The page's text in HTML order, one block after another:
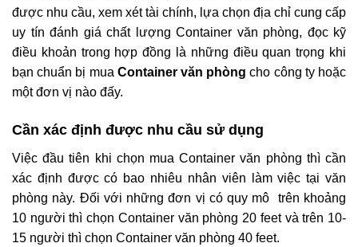
được nhu cầu, xem xét tài chính, lựa chọn địa chỉ cung cấp
uy tín đánh giá chất lượng Container văn phòng, đọc kỹ
điều khoản trong hợp đồng là những điều quan trọng khi
bạn chuẩn bị mua Container văn phòng cho công ty hoặc
một đơn vị nào đấy.
Cần xác định được nhu cầu sử dụng
Việc đầu tiên khi chọn mua Container văn phòng thì cần
xác định được có bao nhiêu nhân viên làm việc tại văn
phòng này. Đối với những đơn vị có quy mô trên khoảng
10 người thì chọn Container văn phòng 20 feet và trên 10-
15 người thì chọn Container văn phòng 40 feet.